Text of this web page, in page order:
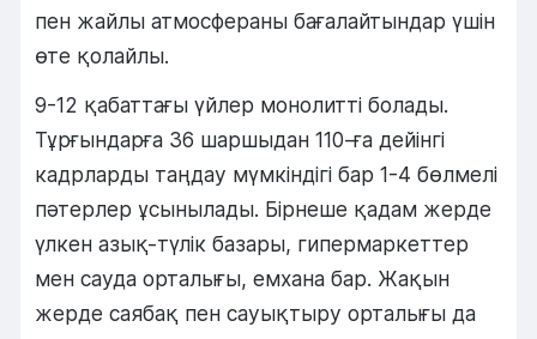
пен жайлы атмосфераны бағалайтындар үшін
өте қолайлы.
9-12 қабаттағы үйлер монолитті болады.
Тұрғындарға 36 шаршыдан 110-ға дейінгі
кадрларды таңдау мүмкіндігі бар 1-4 бөлмелі
пәтерлер ұсынылады. Бірнеше қадам жерде
үлкен азық-түлік базары, гипермаркеттер
мен сауда орталығы, емхана бар. Жақын
жерде саябақ пен сауықтыру орталығы да